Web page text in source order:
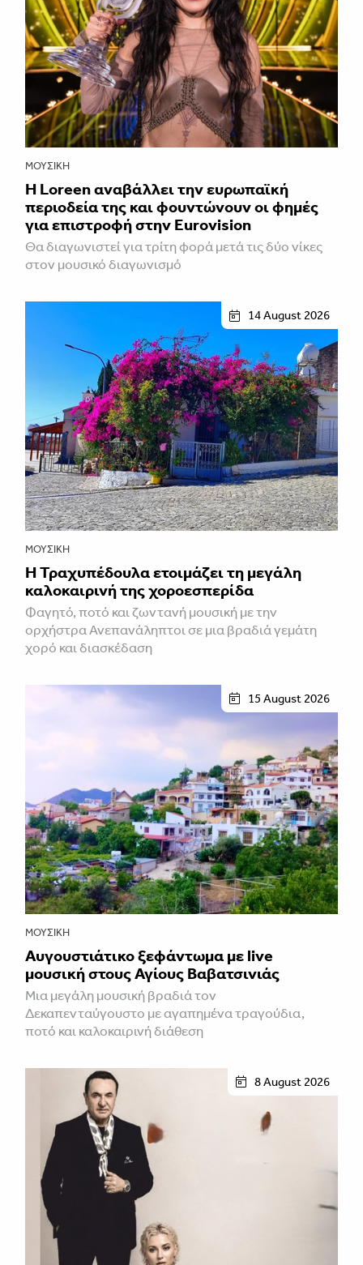
ΜΟΥΣΙΚΉ
Η Loreen αναβάλλει την ευρωπαϊκή
περιοδεία της και φουντώνουν οι φημές
για επιστροφή στην Eurovision
Θα διαγωνιστεί για τρίτη φορά μετά τις δύο νίκες
στον μουσικό διαγωνισμό
14 August 2026
ΜΟΥΣΙΚΉ
Η Τραχυπέδουλα ετοιμάζει τη μεγάλη
καλοκαιρινή της χοροεσπερίδα
Φαγητό, ποτό και ζωντανή μουσική με την
ορχήστρα Ανεπανάληπτοι σε μια βραδιά γεμάτη
χορό και διασκέδαση
15 August 2026
ΜΟΥΣΙΚΉ
Αυγουστιάτικο ξεφάντωμα με live
μουσική στους Αγίους Βαβατσινιάς
Μια μεγάλη μουσική βραδιά τον
Δεκαπενταύγουστο με αγαπημένα τραγούδια,
ποτό και καλοκαιρινή διάθεση
8 August 2026